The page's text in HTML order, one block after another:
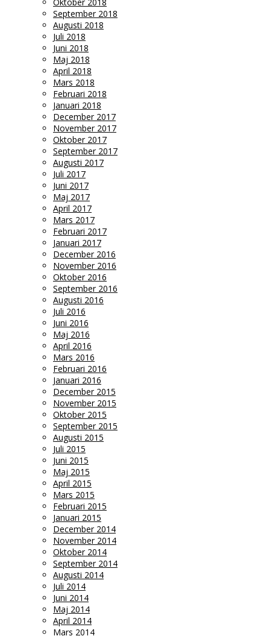
September 2018
Augusti 2018
Juli 2018
Juni 2018
Maj 2018
April 2018
Mars 2018
Februari 2018
Januari 2018
December 2017
November 2017
Oktober 2017
September 2017
Augusti 2017
Juli 2017
Juni 2017
Maj 2017
April 2017
Mars 2017
Februari 2017
Januari 2017
December 2016
November 2016
Oktober 2016
September 2016
Augusti 2016
Juli 2016
Juni 2016
Maj 2016
April 2016
Mars 2016
Februari 2016
Januari 2016
December 2015
November 2015
Oktober 2015
September 2015
Augusti 2015
Juli 2015
Juni 2015
Maj 2015
April 2015
Mars 2015
Februari 2015
Januari 2015
December 2014
November 2014
Oktober 2014
September 2014
Augusti 2014
Juli 2014
Juni 2014
Maj 2014
April 2014
Mars 2014